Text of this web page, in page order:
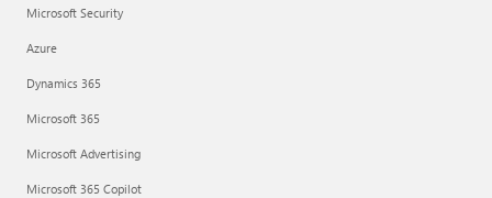
Microsoft Security
Azure
Dynamics 365
Microsoft 365
Microsoft Advertising
Microsoft 365 Copilot